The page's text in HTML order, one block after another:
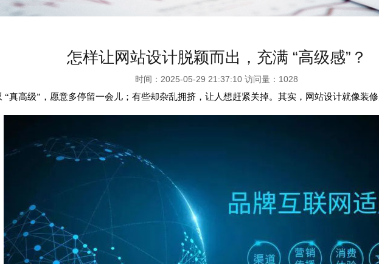
怎样让网站设计脱颖而出，充满 “高级感”？
时间：2025-05-29 21:37:10 访问量：1028
真高级”，愿意多停留一会儿；有些却杂乱拥挤，让人想赶紧关掉。其实，网站设计就像装